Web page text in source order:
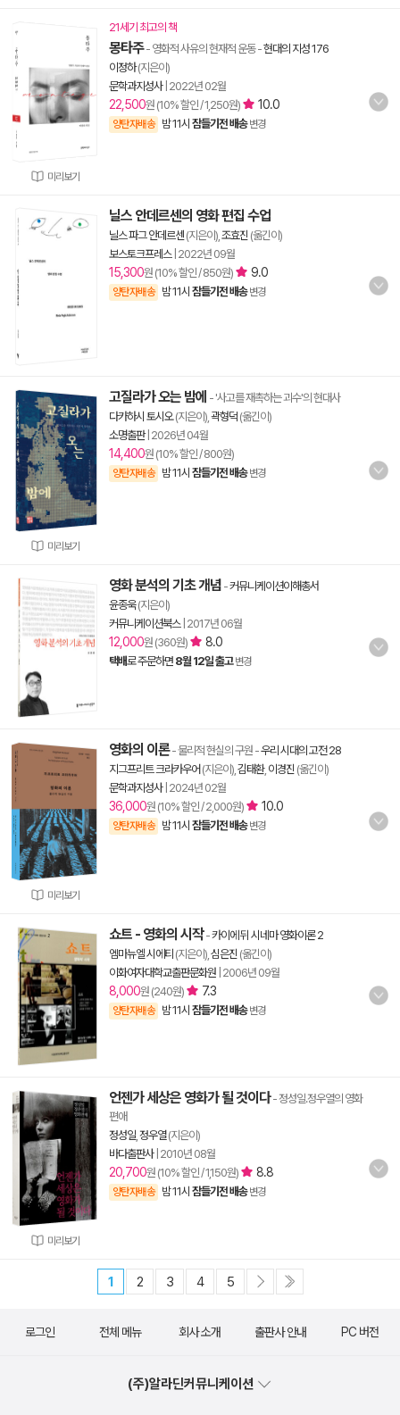
미리보기
21세기 최고의 책
몽타주- 영화적 사유의 현재적 운동-현대의 지성 176
이정하(지은이)
문학과지성사| 2022년 02월
22,500원 (10% 할인 / 1,250원) 10.0
양탄자배송 밤 11시 잠들기전 배송 변경
닐스 안데르센의 영화 편집 수업
닐스 파그 안데르센 (지은이), 조효진 (옮긴이)
보스토크프레스| 2022년 09월
15,300원 (10% 할인 / 850원) 9.0
양탄자배송 밤 11시 잠들기전 배송 변경
미리보기
고질라가 오는 밤에 - '사고를 재촉하는 괴수'의 현대사
다카하시 토시오(지은이), 곽형덕 (옮긴이)
소명출판| 2026년 04월
14,400원 (10% 할인 / 800원)
양탄자배송 밤 11시 잠들기전 배송 변경
영화 분석의 기초 개념 -커뮤니케이션이해총서
윤종욱(지은이)
커뮤니케이션북스| 2017년 06월
12,000원 (360원) 8.0
택배로 주문하면 8월 12일 출고 변경
미리보기
영화의 이론- 물리적 현실의 구원 -우리 시대의 고전 28
지그프리트 크라카우어 (지은이), 김태환, 이경진 (옮긴이)
문학과지성사| 2024년 02월
36,000원 (10% 할인 / 2,000원) 10.0
양탄자배송 밤 11시 잠들기전 배송 변경
쇼트 - 영화의 시작-카이에 뒤 시네마 영화이론 2
엠마뉴엘 시에티 (지은이), 심은진 (옮긴이)
이화여자대학교출판문화원 2006년 09월
8,000원 (240원) 7.3
양탄자배송 밤 11시 잠들기전 배송 변경
미리보기
언젠가 세상은 영화가 될 것이다- 정성일.정우열의 영화
편애
정성일 정우열(지은이)
바다출판사| 2010년 08월
20,700원 (10% 할인 / 1,150원) 8.8
양탄자배송 밤 11시 잠들기전 배송 변경
1 2 3 4 5
로그인 전체 메뉴 회사 소개 출판사 안내 PC 버전
(주)알라딘커뮤니케이션